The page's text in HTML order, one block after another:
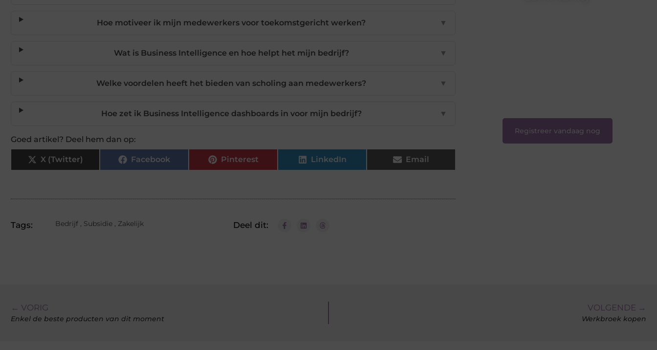
Hoe motiveer ik mijn medewerkers voor toekomstgericht werken? ▼
Wat is Business Intelligence en hoe helpt het mijn bedrijf? ▼
Welke voordelen heeft het bieden van scholing aan medewerkers? ▼
Hoe zet ik Business Intelligence dashboards in voor mijn bedrijf? ▼
Goed artikel? Deel hem dan op:
X (Twitter) Facebook Pinterest LinkedIn Email
Tags: Bedrijf Subsidie Zakelijk Deel dit:
Registreer vandaag nog
← VORIG
Enkel de beste producten van dit moment
VOLGENDE →
Werkbroek kopen